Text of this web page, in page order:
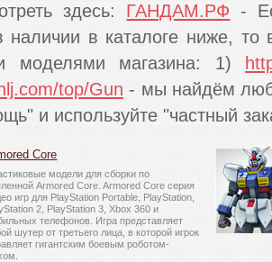
здесь: ГАНДАМ.РФ -
наличии в каталоге ниже,
моделями магазина: 1)
top/Gun - мы найдём
и используйте "частный
Core
модели для сборки по
Armored Core. Armored Core серия
игр для PlayStation Portable, PlayStation,
2, PlayStation 3, Xbox 360 и
телефонов. Игра представляет
шутер от третьего лица, в которой игрок
гигантским боевым роботом-